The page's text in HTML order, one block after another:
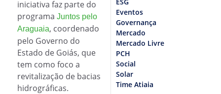
iniciativa faz parte do
programa Juntos pelo
Araguaia, coordenado
pelo Governo do
Estado de Goiás, que
tem como foco a
revitalização de bacias
hidrográficas.
Eventos
Governança
Mercado
Mercado Livre
PCH
Social
Solar
Time Atiaia